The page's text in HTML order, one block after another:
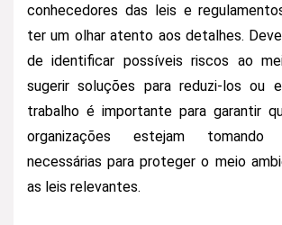
conhecedores das leis e
ter um olhar atento aos detalhes.
de identificar possíveis riscos ao
sugerir soluções para reduzi-los ou
trabalho é importante para garantir
organizações estejam
necessárias para proteger o meio
as leis relevantes.